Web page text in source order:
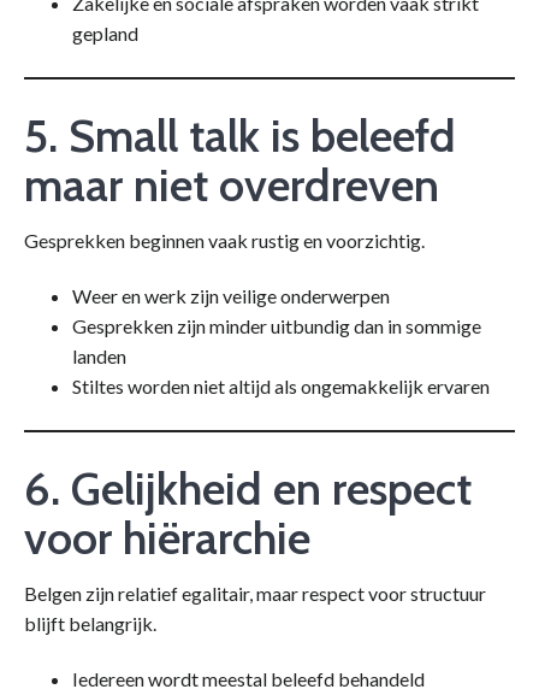
gepland
5. Small talk is beleefd
maar niet overdreven
Gesprekken beginnen vaak rustig en voorzichtig.
Weer en werk zijn veilige onderwerpen
Gesprekken zijn minder uitbundig dan in sommige
landen
Stiltes worden niet altijd als ongemakkelijk ervaren
6. Gelijkheid en respect
voor hiërarchie
Belgen zijn relatief egalitair, maar respect voor structuur
blijft belangrijk.
Iedereen wordt meestal beleefd behandeld